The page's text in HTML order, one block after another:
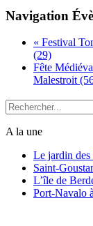
Navigation
« Festival
(29)
Fête
Malestroit
Rechercher...
A la une
Le jardin des
Saint-
L’île de
Port-Navalo